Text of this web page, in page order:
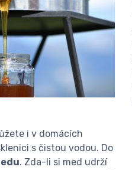
i v domácích
s čistou vodou. Do
. Zda-li si med udrží